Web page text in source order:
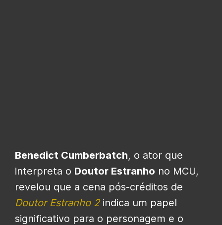
Benedict Cumberbatch, o ator que
interpreta o Doutor Estranho no MCU,
revelou que a cena pós-créditos de
Doutor Estranho 2indica um papel
significativo para o personagem e o